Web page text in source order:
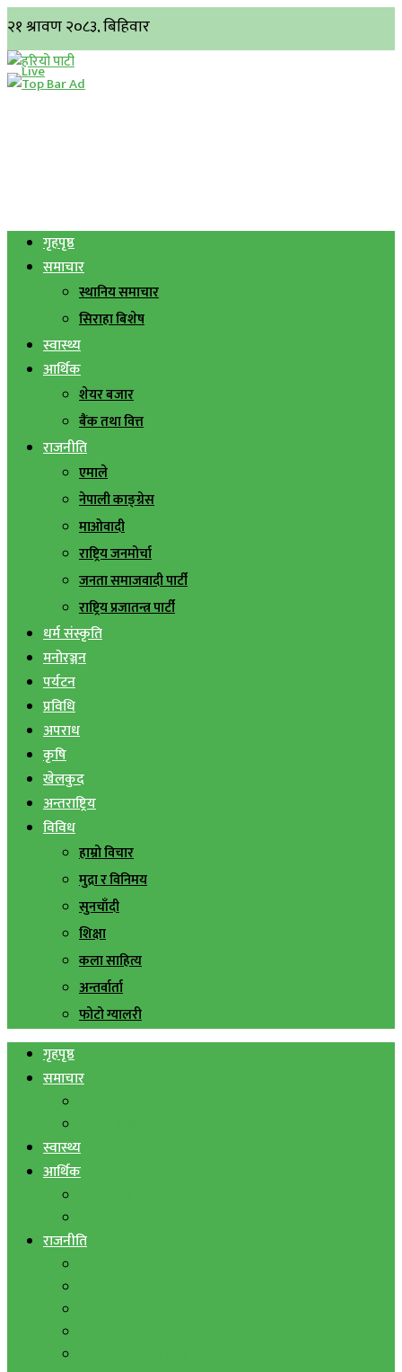
गृहपृष्ठ
समाचार
स्थानिय समाचार
सिराहा बिशेष
स्वास्थ्य
आर्थिक
शेयर बजार
बैंक तथा वित्त
राजनीति
एमाले
नेपाली काङ्ग्रेस
माओवादी
राष्ट्रिय जनमोर्चा
जनता समाजवादी पार्टी
राष्ट्रिय प्रजातन्त्र पार्टी
धर्म संस्कृति
मनोरञ्जन
पर्यटन
प्रविधि
अपराध
कृषि
खेलकुद
अन्तराष्ट्रिय
विविध
हाम्रो विचार
मुद्रा र विनिमय
सुनचाँदी
शिक्षा
कला साहित्य
अन्तर्वार्ता
फोटो ग्यालरी
गृहपृष्ठ
समाचार
स्वास्थ्य
आर्थिक
राजनीति